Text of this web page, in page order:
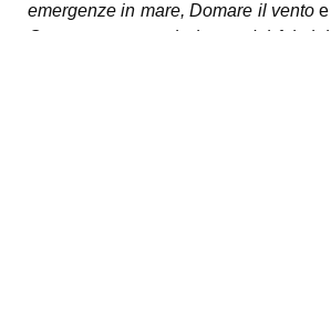
emergenze in mare, Domare il ventoe